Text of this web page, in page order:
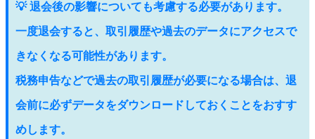
💡 退会後の影響についても考慮する必要があります。
一度退会すると、取引履歴や過去のデータにアクセスで
きなくなる可能性があります。
税務申告などで過去の取引履歴が必要になる場合は、退
会前に必ずデータをダウンロードしておくことをおすす
めします。